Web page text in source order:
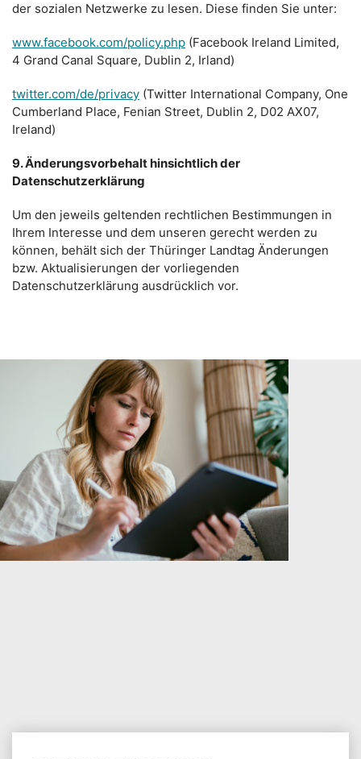
der sozialen Netzwerke zu lesen. Diese finden Sie unter:
www.facebook.com/policy.php (Facebook Ireland Limited,
4 Grand Canal Square, Dublin 2, Irland)
twitter.com/de/privacy (Twitter International Company, One
Cumberland Place, Fenian Street, Dublin 2, D02 AX07,
Ireland)
9. Änderungsvorbehalt hinsichtlich der
Datenschutzerklärung
Um den jeweils geltenden rechtlichen Bestimmungen in
Ihrem Interesse und dem unseren gerecht werden zu
können, behält sich der Thüringer Landtag Änderungen
bzw. Aktualisierungen der vorliegenden
Datenschutzerklärung ausdrücklich vor.